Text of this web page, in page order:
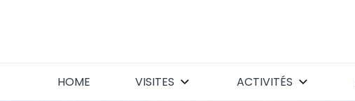
HOME VISITES ACTIVITÉS